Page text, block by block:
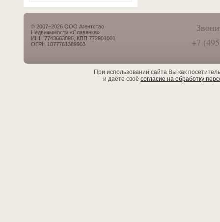
© 2007–2026 ООО Агентство
Недвижимости «Славянка»
ИНН 7743663096, КПП 772901001
ОГРН 1077761389903
+7
При использовании сайта Вы как
и даёте своё согласие на обработку